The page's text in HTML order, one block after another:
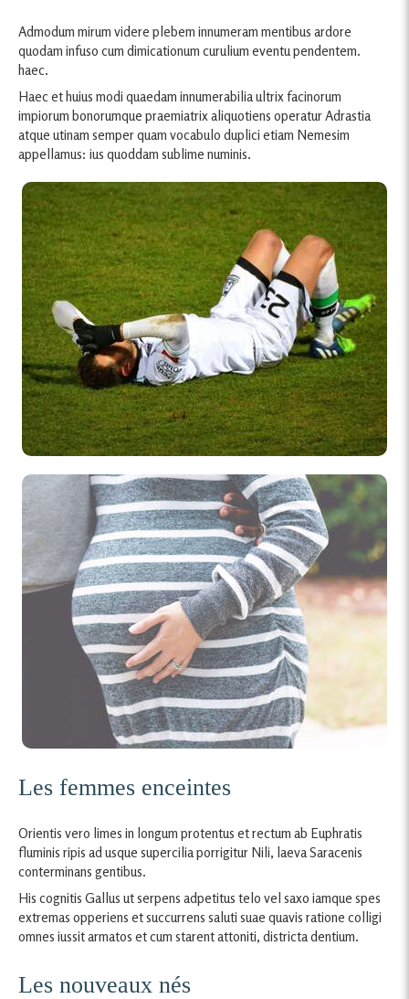
Admodum mirum videre plebem innumeram mentibus ardore
quodam infuso cum dimicationum curulium eventu pendentem.
haec.
Haec et huius modi quaedam innumerabilia ultrix facinorum
impiorum bonorumque praemiatrix aliquotiens operatur Adrastia
atque utinam semper quam vocabulo duplici etiam Nemesim
appellamus: ius quoddam sublime numinis.
Les femmes enceintes
Orientis vero limes in longum protentus et rectum ab Euphratis
fluminis ripis ad usque supercilia porrigitur Nili, laeva Saracenis
conterminans gentibus.
His cognitis Gallus ut serpens adpetitus telo vel saxo iamque spes
extremas opperiens et succurrens saluti suae quavis ratione colligi
omnes iussit armatos et cum starent attoniti, districta dentium.
Les nouveaux nés